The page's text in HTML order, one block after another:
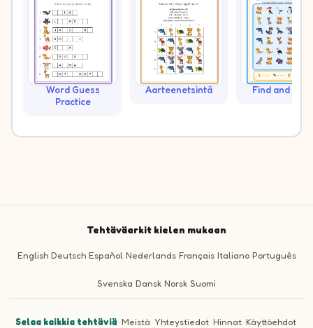
Word Guess
Practice
Aarteenetsintä Find and
Tehtäväarkit kielen mukaan
English Deutsch Español Nederlands Français Italiano Português
Svenska Dansk Norsk Suomi
Selaa kaikkia tehtäviä ·Meistä ·Yhteystiedot·Hinnat·Käyttöehdot·